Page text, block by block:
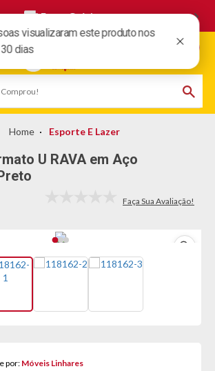
Frete Grátis
Esporte E Lazer
U RAVA em Aço
por: Móveis Linhares